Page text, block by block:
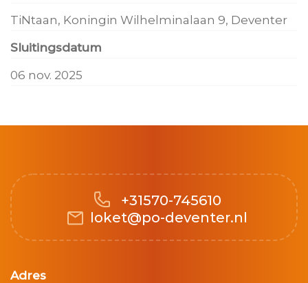
TiNtaan, Koningin Wilhelminalaan 9, Deventer
Sluitingsdatum
06 nov. 2025
+31570-745610
loket@po-deventer.nl
Adres